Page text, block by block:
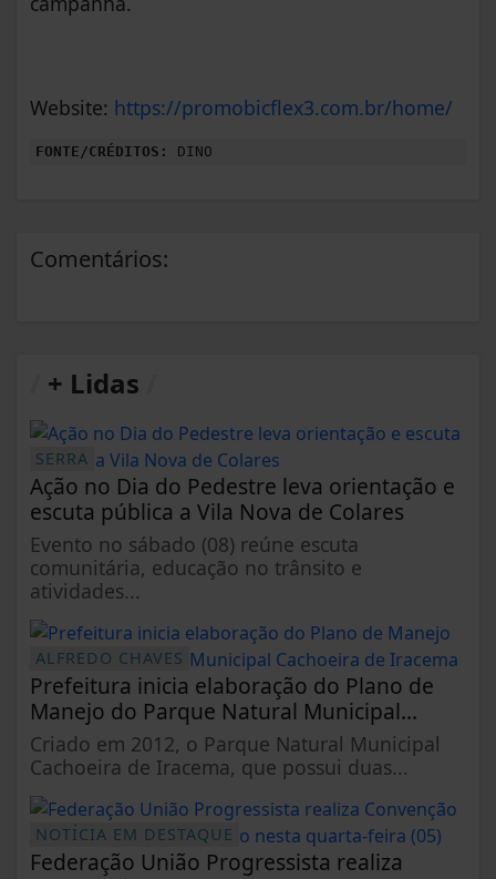
Website: https://promobicflex3.com.br/home/
FONTE/CRÉDITOS: DINO
Comentários:
+ Lidas
SERRA
Ação no Dia do Pedestre leva orientação e
escuta pública a Vila Nova de Colares
Evento no sábado (08) reúne escuta
comunitária, educação no trânsito e
atividades...
ALFREDO CHAVES
Prefeitura inicia elaboração do Plano de
Manejo do Parque Natural Municipal...
Criado em 2012, o Parque Natural Municipal
Cachoeira de Iracema, que possui duas...
NOTÍCIA EM DESTAQUE
Federação União Progressista realiza